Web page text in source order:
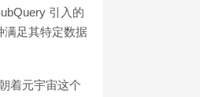
引入的
满足其特定数据
着元宇宙这个